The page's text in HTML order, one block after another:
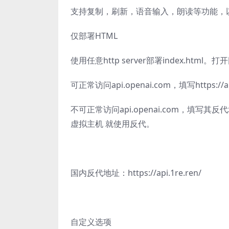
支持复制，刷新，语音输入，朗读等功能
仅部署HTML
使用任意http server部署index.html。打开
可正常访问api.openai.com，填写https://
不可正常访问api.openai.com，填写其反
虚拟主机 就使用反代。
国内反代地址：https://api.1re.ren/
自定义选项